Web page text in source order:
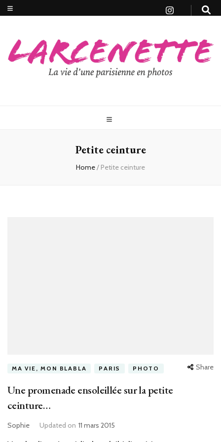
Petite ceinture
Home/ Petite ceinture
MA VIE, MON BLABLA PARIS PHOTO Share
Une promenade ensoleillée sur la petite
ceinture…
Sophie Updated on 11 mars 2015